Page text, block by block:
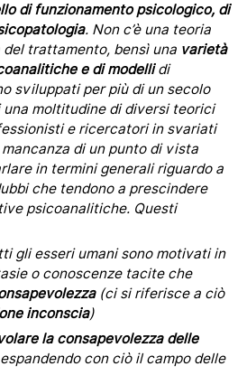
di funzionamento psicologico, di
. Non c’è una teoria
trattamento, bensì una varietà
e di modellidi
sviluppati per più di un secolo
moltitudine di diversi teorici
e ricercatori in svariati
di un punto di vista
in termini generali riguardo a
che tendono a prescindere
psicoanalitiche. Questi
gli esseri umani sono motivati in
o conoscenze tacite che
(ci si riferisce a ciò
inconscia)
la consapevolezza delle
con ciò il campo delle